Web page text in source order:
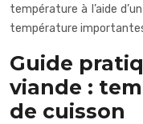
température à l’aide
température
Guide
viande :
de cuisson